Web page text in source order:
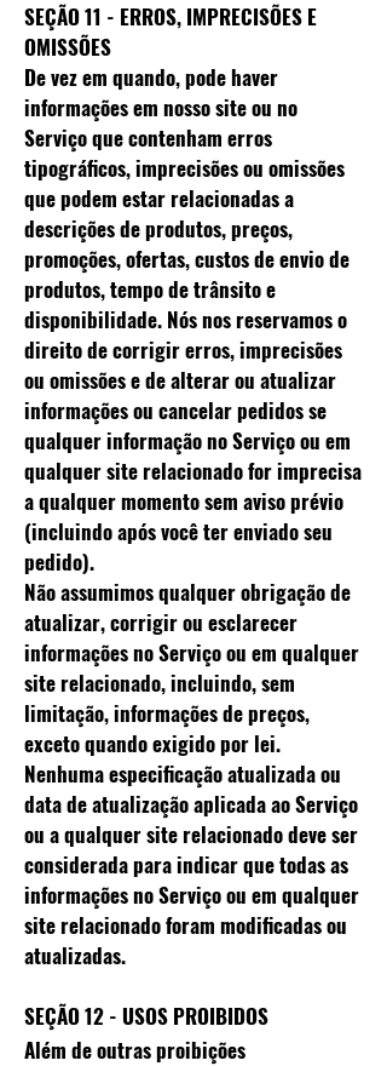
SEÇÃO 11 - ERROS, IMPRECISÕES E
OMISSÕES
De vez em quando, pode haver
informações em nosso site ou no
Serviço que contenham erros
tipográficos, imprecisões ou omissões
que podem estar relacionadas a
descrições de produtos, preços,
promoções, ofertas, custos de envio de
produtos, tempo de trânsito e
disponibilidade. Nós nos reservamos o
direito de corrigir erros, imprecisões
ou omissões e de alterar ou atualizar
informações ou cancelar pedidos se
qualquer informação no Serviço ou em
qualquer site relacionado for imprecisa
a qualquer momento sem aviso prévio
(incluindo após você ter enviado seu
pedido).
Não assumimos qualquer obrigação de
atualizar, corrigir ou esclarecer
informações no Serviço ou em qualquer
site relacionado, incluindo, sem
limitação, informações de preços,
exceto quando exigido por lei.
Nenhuma especificação atualizada ou
data de atualização aplicada ao Serviço
ou a qualquer site relacionado deve ser
considerada para indicar que todas as
informações no Serviço ou em qualquer
site relacionado foram modificadas ou
atualizadas.
SEÇÃO 12 - USOS PROIBIDOS
Além de outras proibições